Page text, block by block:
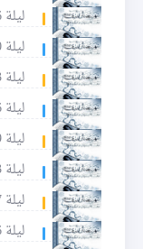
ليلة 26 شهر رمضان 1414 هجرية
ليلة 20 شهر رمضان 1414 هجرية
ليلة 13 شهر رمضان 1414 هجرية
ليلة 6 شهر رمضان 1414 هجرية
ليلة 19 شهر رمضان 1413 هجرية (ليلة القدر)
ليلة 23 شهر رمضان 1418 هجرية
ليلة 17 شهر رمضان 1419 هجرية
ليلة 16 شهر رمضان 1419 هجرية